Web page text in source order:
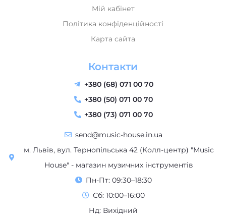
Мій кабінет
Політика конфіденційності
Карта сайта
Контакти
+380 (68) 071 00 70
+380 (50) 071 00 70
+380 (73) 071 00 70
send@music-house.in.ua
м. Львів, вул. Тернопільська 42 (Колл-центр) "Music
House" - магазин музичних інструментів
Пн-Пт: 09:30–18:30
Сб: 10:00–16:00
Нд: Вихідний